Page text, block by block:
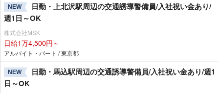
NEW
日勤・上北沢駅周辺の交通誘導警備員/入社祝い金あり/
週1日～OK
株式会社MSK
日給1万4,500円～
アルバイト・パート / 東京都
NEW
日勤・馬込駅周辺の交通誘導警備員/入社祝い金あり/週1
日～OK